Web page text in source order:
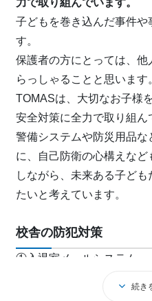
子どもを巻き込んだ事件や
す。
保護者の方にとっては、
らっしゃることと思います。
TOMASは、大切なお子様
安全対策に全力で取り組ん
警備システムや防災用品
に、自己防衛の心構えな
しながら、未来ある子ど
たいと考えています。
校舎の防犯対策
①入退室メールシステム
続き